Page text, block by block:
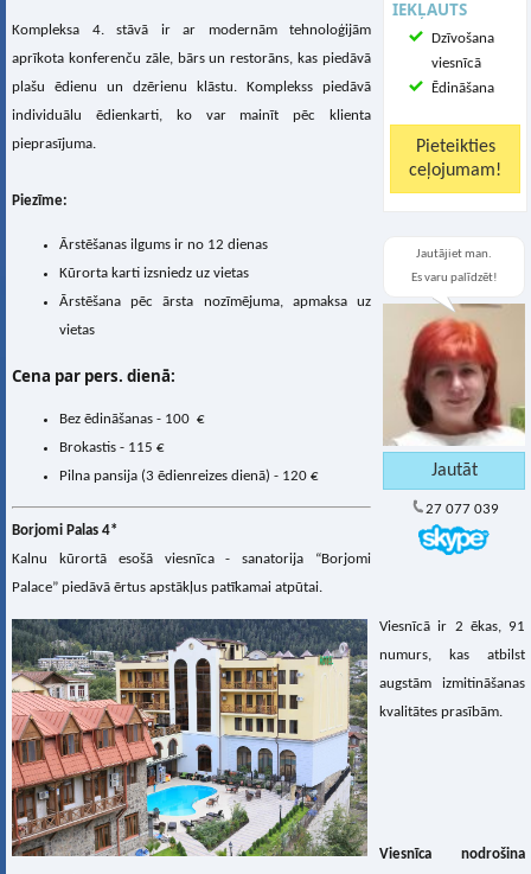
IEKĻAUTS
Dzīvošana
viesnīcā
Ēdināšana
Jautājiet man.
Es varu palīdzēt!
27 077 039
Kompleksa 4. stāvā ir ar modernām tehnoloģijām
aprīkota konferenču zāle, bārs un restorāns, kas piedāvā
plašu ēdienu un dzērienu klāstu. Komplekss piedāvā
individuālu ēdienkarti, ko var mainīt pēc klienta
pieprasījuma.
Piezīme:
Ārstēšanas ilgums ir no 12 dienas
Kūrorta karti izsniedz uz vietas
Ārstēšana pēc ārsta nozīmējuma, apmaksa uz
vietas
Cena par pers. dienā:
Bez ēdināšanas - 100 €
Brokastis - 115 €
Pilna pansija (3 ēdienreizes dienā) - 120 €
Borjomi Palas 4*
Kalnu kūrortā esošā viesnīca - sanatorija “Borjomi
Palace” piedāvā ērtus apstākļus patīkamai atpūtai.
Viesnīcā ir 2 ēkas, 91
numurs, kas atbilst
augstām izmitināšanas
kvalitātes prasībām.
Viesnīca nodrošina